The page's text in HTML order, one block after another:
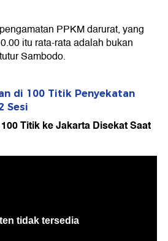
PPKM darurat, yang
itu rata-rata adalah bukan
Sambodo.
di 100 Titik Penyekatan
Sesi
Titik ke Jakarta Disekat Saat